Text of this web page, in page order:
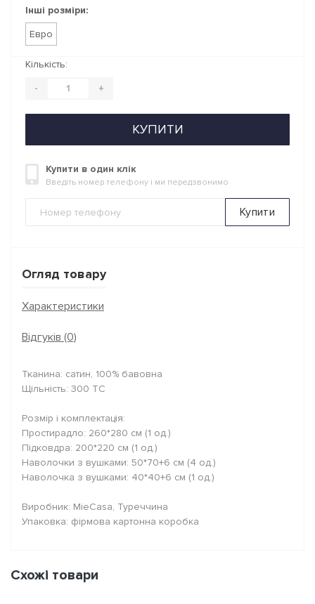
Інші розміри:
Евро
Кількість:
- +
КУПИТИ
Купити в один клік
Введіть номер телефону і ми передзвонимо
Купити
Огляд товару
Характеристики
Відгуків (0)
Тканина: сатин, 100% бавовна
Щільність: 300 TC
Розмір і комплектація:
Простирадло: 260*280 см (1 од.)
Підковдра: 200*220 см (1 од.)
Наволочки з вушками: 50*70+6 см (4 од.)
Наволочка з вушками: 40*40+6 см (1 од.)
Виробник: MieCasa, Туреччина
Упаковка: фірмова картонна коробка
Схожі товари